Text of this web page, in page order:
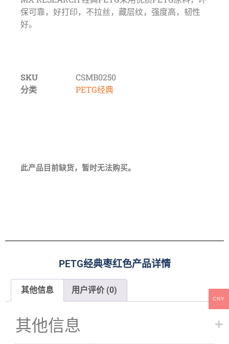
保可靠，好打印，不拉丝，藏层纹，强度高，韧性
好。
SKU
CSMB0250
分类
PETG经典
此产品目前缺货，暂时无法购买。
PETG经典枣红色产品详情
其他信息 用户评价 (0)
其他信息
CNY